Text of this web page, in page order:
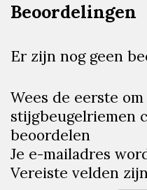
Beoordelingen
Er zijn nog geen
Wees de eerste
stijgbeugelriemen
beoordelen
Je e-mailadres
Vereiste velden